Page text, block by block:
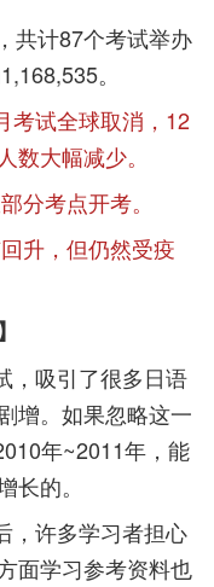
共计87个考试举办
。
考试全球取消，12
数大幅减少。
分考点开考。
升，但仍然受疫
，吸引了很多日语
增。如果忽略这一
年~2011年，能
的。
，许多学习者担心
面学习参考资料也